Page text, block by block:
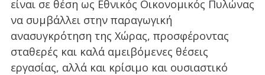
είναι σε θέση ως Εθνικός Οικονομικός Πυλώνας
να συμβάλλει στην παραγωγική
ανασυγκρότηση της Χώρας, προσφέροντας
σταθερές και καλά αμειβόμενες θέσεις
εργασίας, αλλά και κρίσιμο και ουσιαστικό